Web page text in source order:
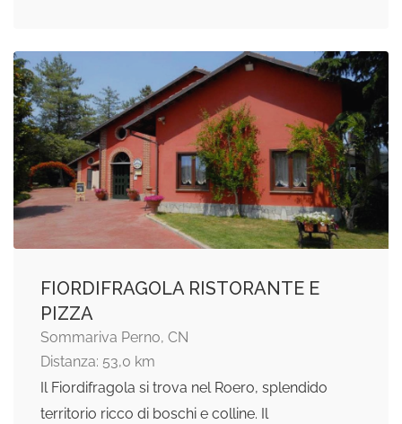
FIORDIFRAGOLA RISTORANTE E
PIZZA
Sommariva Perno, CN
Distanza: 53,0 km
Il Fiordifragola si trova nel Roero, splendido
territorio ricco di boschi e colline. Il